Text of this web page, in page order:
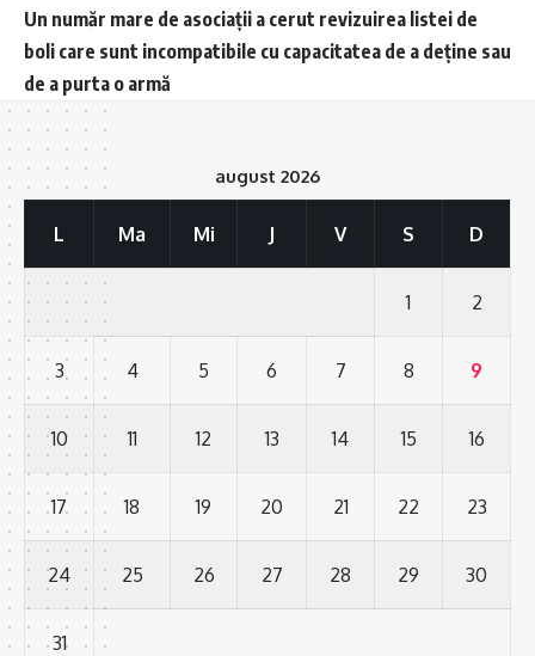
Un număr mare de asociații a cerut revizuirea listei de
boli care sunt incompatibile cu capacitatea de a deține sau
de a purta o armă
august 2026
L Ma Mi J V S D
1 2
3 4 5 6 7 8 9
10 11 12 13 14 15 16
17 18 19 20 21 22 23
24 25 26 27 28 29 30
31